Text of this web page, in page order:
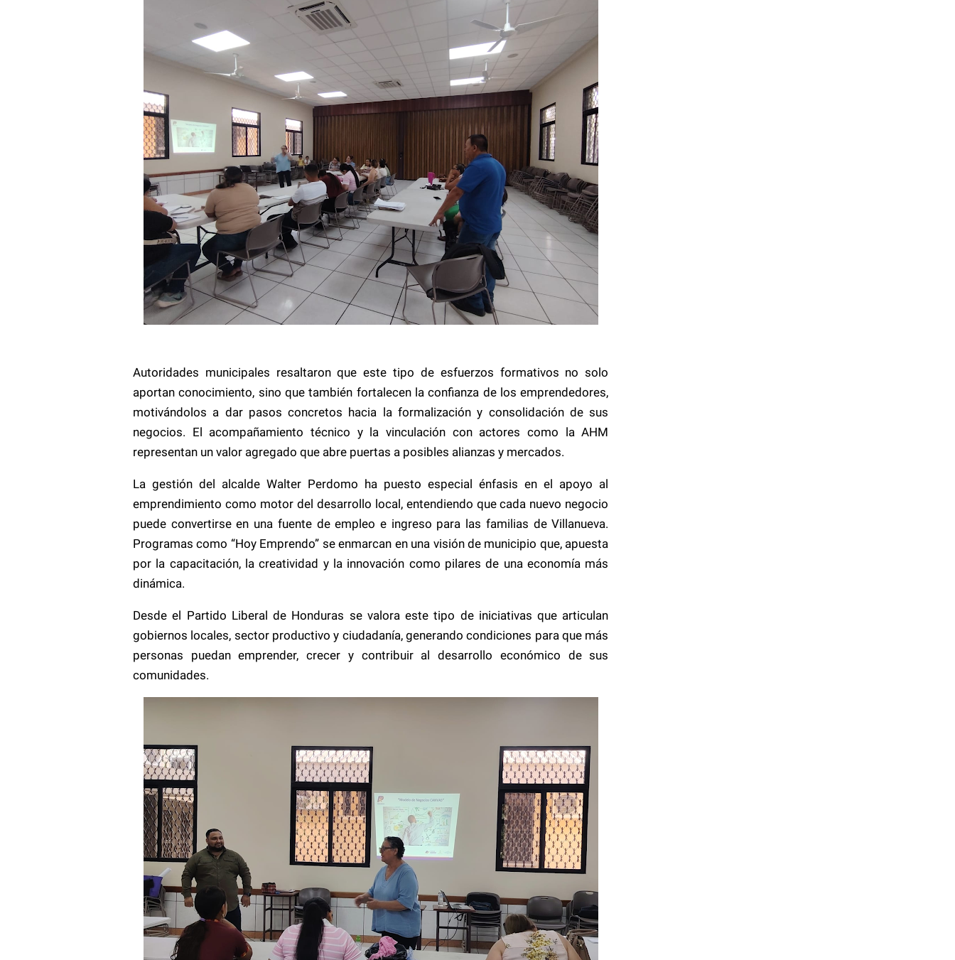
Autoridades municipales resaltaron que este tipo de esfuerzos formativos no solo
aportan conocimiento, sino que también fortalecen la confianza de los emprendedores,
motivándolos a dar pasos concretos hacia la formalización y consolidación de sus
negocios. El acompañamiento técnico y la vinculación con actores como la AHM
representan un valor agregado que abre puertas a posibles alianzas y mercados.
La gestión del alcalde Walter Perdomo ha puesto especial énfasis en el apoyo al
emprendimiento como motor del desarrollo local, entendiendo que cada nuevo negocio
puede convertirse en una fuente de empleo e ingreso para las familias de Villanueva.
Programas como “Hoy Emprendo” se enmarcan en una visión de municipio que, apuesta
por la capacitación, la creatividad y la innovación como pilares de una economía más
dinámica.
Desde el Partido Liberal de Honduras se valora este tipo de iniciativas que articulan
gobiernos locales, sector productivo y ciudadanía, generando condiciones para que más
personas puedan emprender, crecer y contribuir al desarrollo económico de sus
comunidades.